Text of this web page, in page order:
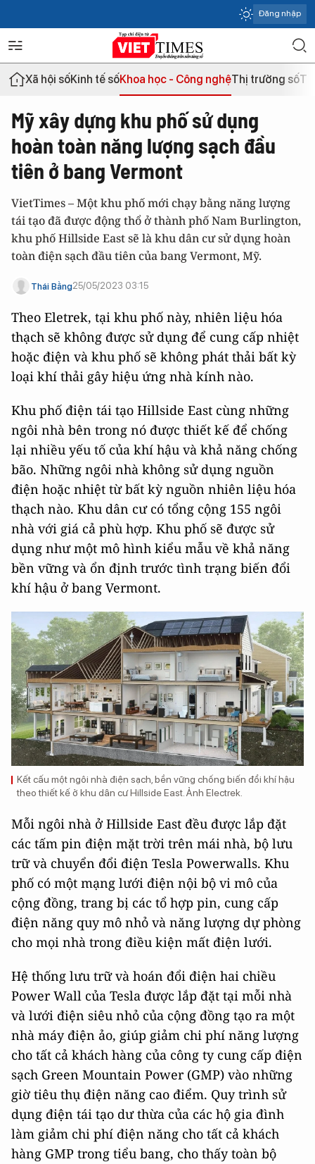
Đăng nhập
Xã hội sốKinh tế sốKhoa học - Công nghệThị trường số
Mỹ xây dựng khu phố sử dụng
hoàn toàn năng lượng sạch đầu
tiên ở bang Vermont
VietTimes – Một khu phố mới chạy bằng năng lượng
tái tạo đã được động thổ ở thành phố Nam Burlington,
khu phố Hillside East sẽ là khu dân cư sử dụng hoàn
toàn điện sạch đầu tiên của bang Vermont, Mỹ.
Thái Bằng25/05/2023 03:15
Theo Eletrek, tại khu phố này, nhiên liệu hóa
thạch sẽ không được sử dụng để cung cấp nhiệt
hoặc điện và khu phố sẽ không phát thải bất kỳ
loại khí thải gây hiệu ứng nhà kính nào.
Khu phố điện tái tạo Hillside East cùng những
ngôi nhà bên trong nó được thiết kế để chống
lại nhiều yếu tố của khí hậu và khả năng chống
bão. Những ngôi nhà không sử dụng nguồn
điện hoặc nhiệt từ bất kỳ nguồn nhiên liệu hóa
thạch nào. Khu dân cư có tổng cộng 155 ngôi
nhà với giá cả phù hợp. Khu phố sẽ được sử
dụng như một mô hình kiểu mẫu về khả năng
bền vững và ổn định trước tình trạng biến đổi
khí hậu ở bang Vermont.
Kết cấu một ngôi nhà điện sạch, bền vững chống biến đổi khí hậu
theo thiết kế ở khu dân cư Hillside East. Ảnh Electrek.
Mỗi ngôi nhà ở Hillside East đều được lắp đặt
các tấm pin điện mặt trời trên mái nhà, bộ lưu
trữ và chuyển đổi điện Tesla Powerwalls. Khu
phố có một mạng lưới điện nội bộ vi mô của
cộng đồng, trang bị các tổ hợp pin, cung cấp
điện năng quy mô nhỏ và năng lượng dự phòng
cho mọi nhà trong điều kiện mất điện lưới.
Hệ thống lưu trữ và hoán đổi điện hai chiều
Power Wall của Tesla được lắp đặt tại mỗi nhà
và lưới điện siêu nhỏ của cộng đồng tạo ra một
nhà máy điện ảo, giúp giảm chi phí năng lượng
cho tất cả khách hàng của công ty cung cấp điện
sạch Green Mountain Power (GMP) vào những
giờ tiêu thụ điện năng cao điểm. Quy trình sử
dụng điện tái tạo dư thừa của các hộ gia đình
làm giảm chi phí điện năng cho tất cả khách
hàng GMP trong tiểu bang, cho thấy toàn bộ